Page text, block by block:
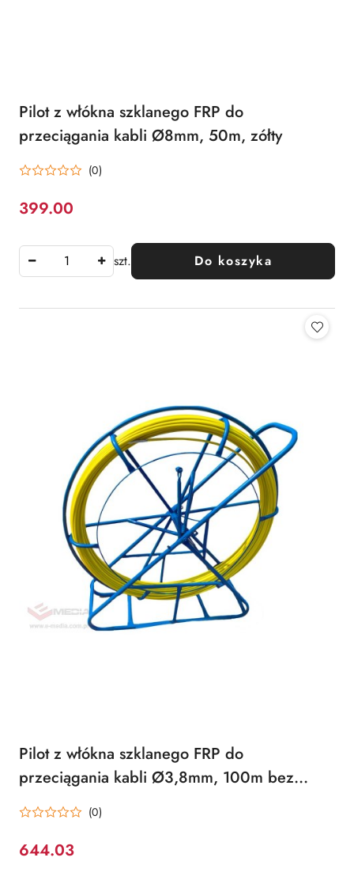
Pilot z włókna szklanego FRP do
przeciągania kabli Ø8mm, 50m, zółty
(0)
Cena:
399.00
szt. Do koszyka
Pilot z włókna szklanego FRP do
przeciągania kabli Ø3,8mm, 100m bez
kółek Q-LANTEC
(0)
Cena:
644.03